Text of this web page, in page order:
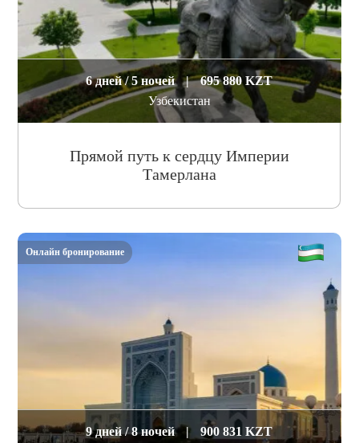
6 дней / 5 ночей |
695 880 KZT
Узбекистан
Прямой путь к сердцу Империи
Тамерлана
9 дней / 8 ночей |
900 831 KZT
Онлайн бронирование